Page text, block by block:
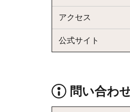
アクセス
公式サイト
問い合わ